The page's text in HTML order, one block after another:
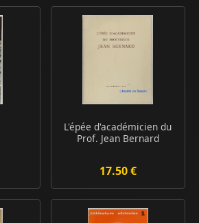
L'épée d'académicien du
Prof. Jean Bernard
17.50 €